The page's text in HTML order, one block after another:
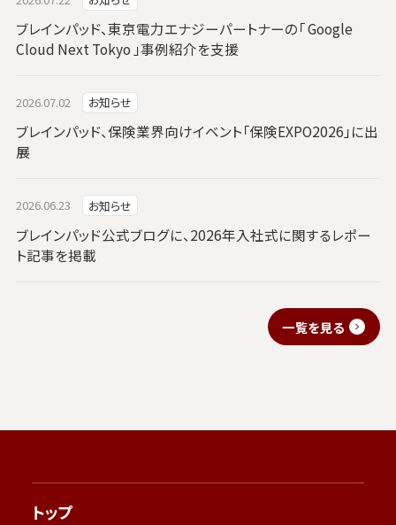
ブレインパッド、東京電力エナジーパートナーの「 Google
Cloud Next Tokyo 」事例紹介を支援
2026.07.02 お知らせ
ブレインパッド、保険業界向けイベント「保険EXPO2026」に出
展
2026.06.23 お知らせ
ブレインパッド公式ブログに、2026年入社式に関するレポー
ト記事を掲載
一覧を見る
トップ